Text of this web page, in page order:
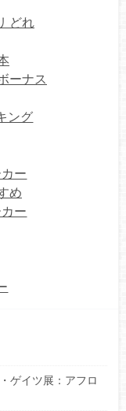
どれ
ーナス
ング
ー
め
ー
ゲイツ展：アフロ